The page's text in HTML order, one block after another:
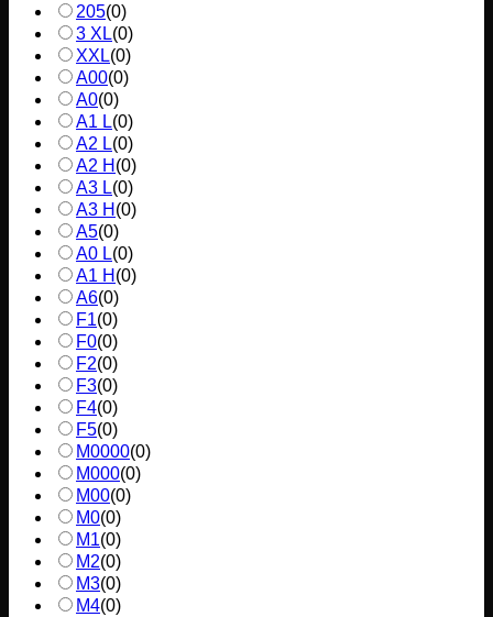
205(0)
3 XL(0)
XXL(0)
A00(0)
A0(0)
A1 L(0)
A2 L(0)
A2 H (0)
A3 L(0)
A3 H (0)
A5(0)
A0 L(0)
A1 H (0)
A6(0)
F1(0)
F0(0)
F2(0)
F3(0)
F4(0)
F5(0)
M0000(0)
M000(0)
M00(0)
M0(0)
M1(0)
M2(0)
M3(0)
M4(0)